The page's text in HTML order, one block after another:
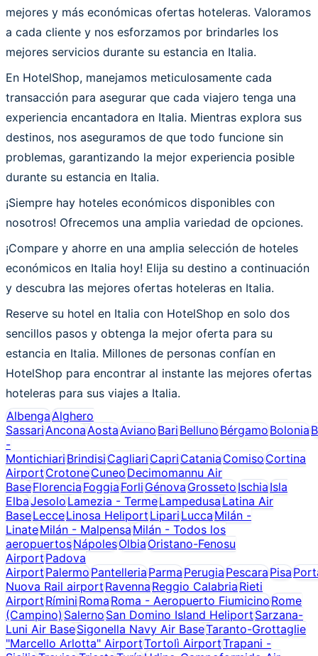
mejores y más económicas ofertas hoteleras. Valoramos
a cada cliente y nos esforzamos por brindarles los
mejores servicios durante su estancia en Italia.
En HotelShop, manejamos meticulosamente cada
transacción para asegurar que cada viajero tenga una
experiencia encantadora en Italia. Mientras explora sus
destinos, nos aseguramos de que todo funcione sin
problemas, garantizando la mejor experiencia posible
durante su estancia en Italia.
¡Siempre hay hoteles económicos disponibles con
nosotros! Ofrecemos una amplia variedad de opciones.
¡Compare y ahorre en una amplia selección de hoteles
económicos en Italia hoy! Elija su destino a continuación
y descubra las mejores ofertas hoteleras en Italia.
Reserve su hotel en Italia con HotelShop en solo dos
sencillos pasos y obtenga la mejor oferta para su
estancia en Italia. Millones de personas confían en
HotelShop para encontrar al instante las mejores ofertas
hoteleras para sus viajes a Italia.
AlbengaAlghero
SassariAnconaAostaAvianoBariBellunoBérgamoBolonia
-
MontichiariBrindisiCagliariCapriCataniaComisoCortina
AirportCrotoneCuneoDecimomannu Air
BaseFlorenciaFoggiaForliGénovaGrossetoIschiaIsla
ElbaJesoloLamezia - TermeLampedusaLatina Air
BaseLecceLinosa HeliportLipariLuccaMilán -
LinateMilán - MalpensaMilán - Todos los
aeropuertosNápolesOlbiaOristano-Fenosu
AirportPadova
AirportPalermoPantelleriaParmaPerugiaPescaraPisa
Nuova Rail airportRavennaReggio CalabriaRieti
AirportRíminiRomaRoma - Aeropuerto FiumicinoRome
(Campino)SalernoSan Domino Island HeliportSarzana-
Luni Air BaseSigonella Navy Air BaseTaranto-Grottaglie
"Marcello Arlotta" AirportTortolì AirportTrapani -